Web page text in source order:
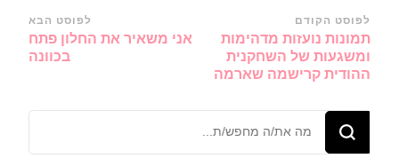
ניווט
ברשומות
לפוסט הקודם
תמונות נועזות מדהימות
ומשגעות של השחקנית
ההודית קרישמה שארמה
לפוסט הבא
אני משאיר את החלון פתח
בכוונה
מחפש/ת
משהו?